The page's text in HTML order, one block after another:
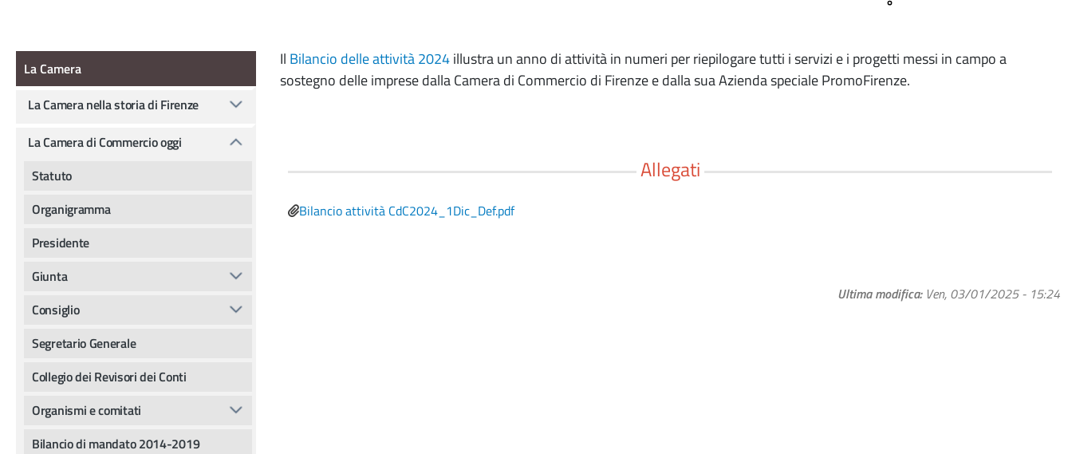
Il Bilancio delle attività 2024illustra un anno di attività in numeri per riepilogare tutti i servizi e i progetti messi in campo a
sostegno delle imprese dalla Camera di Commercio di Firenze e dalla sua Azienda speciale PromoFirenze.
Allegati
File
Bilancio attività CdC2024_1Dic_Def.pdf
Ultima modifica Ven, 03/01/2025 - 15:24
La camera
La Camera
La Camera nella storia di Firenze
La Camera di Commercio oggi
Statuto
Organigramma
Presidente
Giunta
Consiglio
Segretario Generale
Collegio dei Revisori dei Conti
Organismi e comitati
Bilancio di mandato 2014-2019